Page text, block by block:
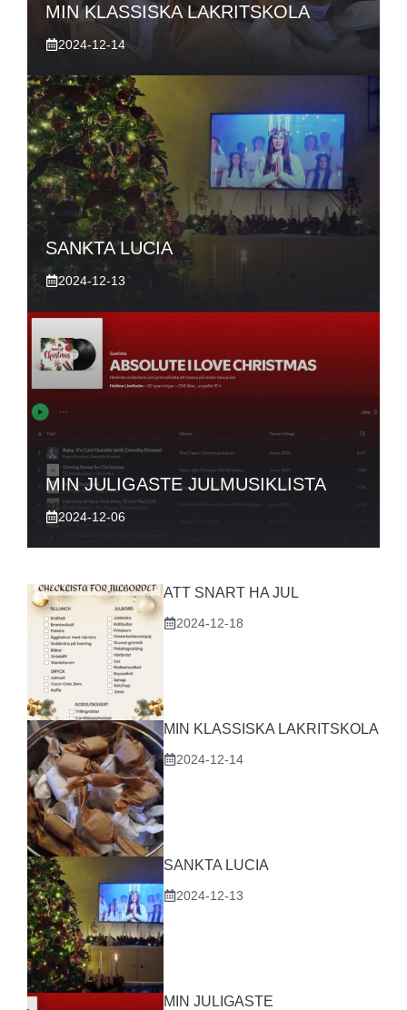
MIN KLASSISKA LAKRITSKOLA
2024-12-14
SANKTA LUCIA
2024-12-13
MIN JULIGASTE JULMUSIKLISTA
2024-12-06
ATT SNART HA JUL
2024-12-18
MIN KLASSISKA LAKRITSKOLA
2024-12-14
SANKTA LUCIA
2024-12-13
MIN JULIGASTE